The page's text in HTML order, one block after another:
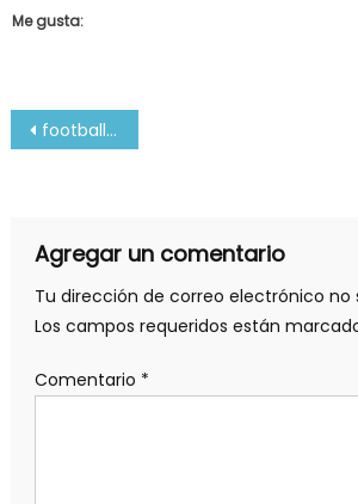
Me gusta:
Navegación
football-5
Agregar un comentario
Tu dirección de correo electrónico no
Los campos requeridos están
Comentario *